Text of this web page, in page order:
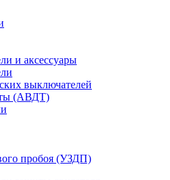
и аксессуары
выключателей
(АВДТ)
пробоя (УЗДП)